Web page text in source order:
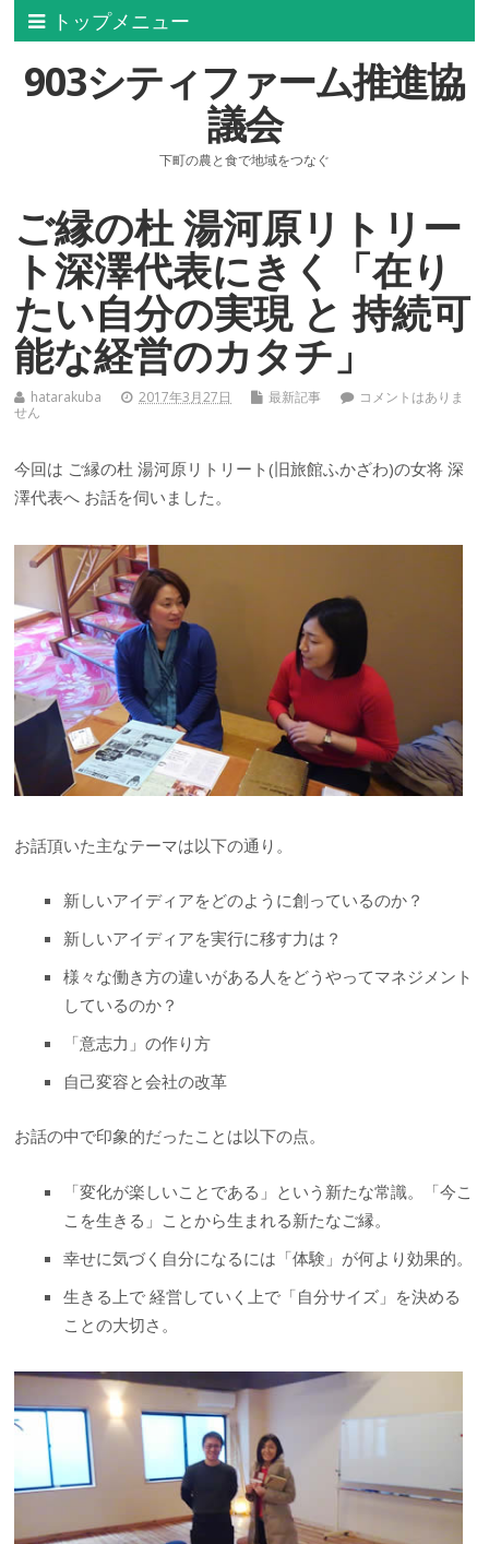
トップメニュー
903シティファーム推進協
議会
下町の農と食で地域をつなぐ
ご縁の杜 湯河原リトリー
ト深澤代表にきく「在り
たい自分の実現 と 持続可
能な経営のカタチ」
hatarakuba 2017年3月27日 最新記事
コメントはありま
せん
今回は ご縁の杜 湯河原リトリート(旧旅館ふかざわ)の女将 深
澤代表へ お話を伺いました。
お話頂いた主なテーマは以下の通り。
新しいアイディアをどのように創っているのか？
新しいアイディアを実行に移す力は？
様々な働き方の違いがある人をどうやってマネジメント
しているのか？
「意志力」の作り方
自己変容と会社の改革
お話の中で印象的だったことは以下の点。
「変化が楽しいことである」という新たな常識。「今こ
こを生きる」ことから生まれる新たなご縁。
幸せに気づく自分になるには「体験」が何より効果的。
生きる上で 経営していく上で「自分サイズ」を決める
ことの大切さ。